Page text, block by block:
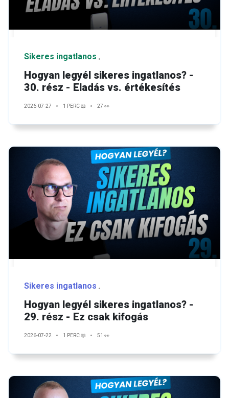
Sikeres ingatlanos
Hogyan legyél sikeres ingatlanos? -
30. rész - Eladás vs. értékesítés
2026-07-27 1 PERC 📖 27 👀
Sikeres ingatlanos
Hogyan legyél sikeres ingatlanos? -
29. rész - Ez csak kifogás
2026-07-22 1 PERC 📖 51 👀